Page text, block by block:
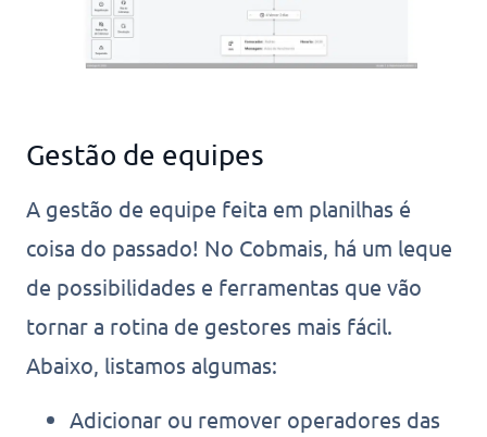
Gestão de equipes
A gestão de equipe feita em planilhas é
coisa do passado! No Cobmais, há um leque
de possibilidades e ferramentas que vão
tornar a rotina de gestores mais fácil.
Abaixo, listamos algumas:
Adicionar ou remover operadores das